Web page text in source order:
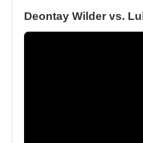
Deontay Wilder vs.